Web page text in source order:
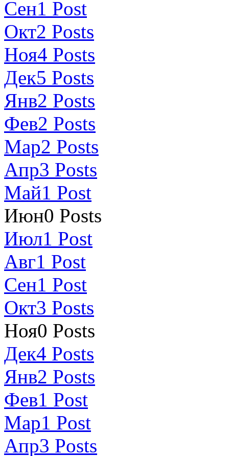
Сен1 Post
Окт2 Posts
Ноя4 Posts
Дек5 Posts
Янв2 Posts
Фев2 Posts
Мар2 Posts
Апр3 Posts
Май1 Post
Июн0 Posts
Июл1 Post
Авг1 Post
Сен1 Post
Окт3 Posts
Ноя0 Posts
Дек4 Posts
Янв2 Posts
Фев1 Post
Мар1 Post
Апр3 Posts